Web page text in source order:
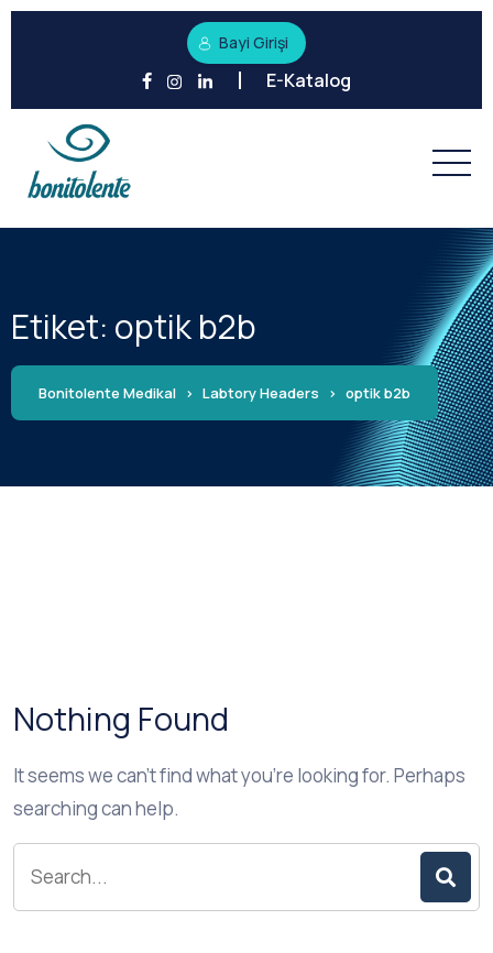
Bayi Girişi
E-Katalog
Etiket: optik b2b
Bonitolente Medikal > Labtory Headers > optik b2b
Nothing Found
It seems we can’t find what you’re looking for. Perhaps
searching can help.